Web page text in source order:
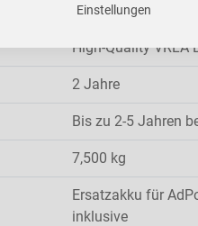
Ersatz-Akkusatz
High-Quality VRLA
2 Jahre
Bis zu 2-5 Jahren
7,500 kg
Ersatzakku für
inklusive
Einstellungen